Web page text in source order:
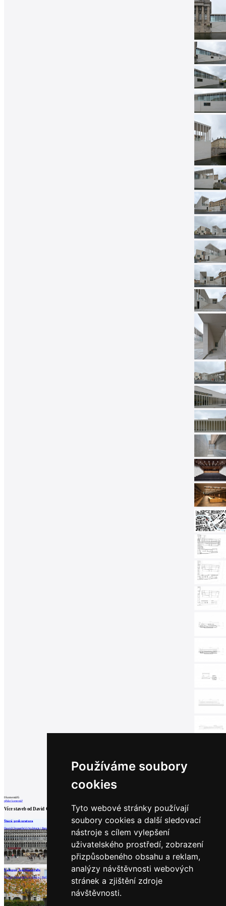
Používáme soubory
cookies
Tyto webové stránky používají
soubory cookies a další sledovací
nástroje s cílem vylepšení
uživatelského prostředí, zobrazení
přizpůsobeného obsahu a reklam,
analýzy návštěvnosti webových
stránek a zjištění zdroje
návštěvnosti.
0komentářů
přidat komentář
Více staveb odDavid Chipperfield
Stará prokuratura
David Chipperfield Architects | Benátky
Vltavská filharmonie - soutěžní návrh
Praha
Cava Arcari
Campus Joachimstraße
David Chipperfield Architects | Berlín
načíst další
Partneři